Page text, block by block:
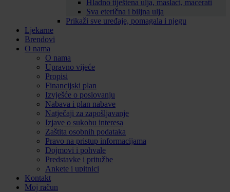
Hladno tiještena ulja, maslaci, macerati
Sva eterična i biljna ulja
Prikaži sve uređaje, pomagala i njegu
Ljekarne
Brendovi
O nama
O nama
Upravno vijeće
Propisi
Financijski plan
Izvješće o poslovanju
Nabava i plan nabave
Natječaji za zapošljavanje
Izjave o sukobu interesa
Zaštita osobnih podataka
Pravo na pristup informacijama
Dojmovi i pohvale
Predstavke i pritužbe
Ankete i upitnici
Kontakt
Moj račun